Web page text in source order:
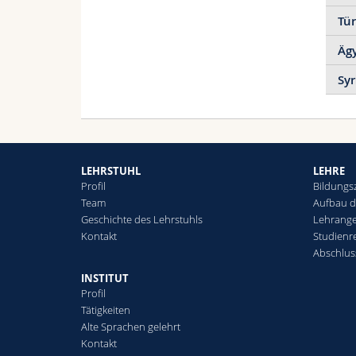
Die
LEHRSTUHL
Profil
Team
Geschichte des Lehrstuhls
Kontakt
INSTITUT
Profil
Tätigkeiten
Alte Sprachen gelehrt
Kontakt
LEHRE
Aufbau